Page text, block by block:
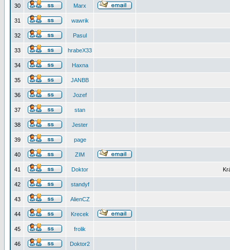
30 Marx
31 wawrik
32 Pasul
33 hrabeX33
34 Haxna
35 JANBB
36 Jozef
37 stan
38 Jester
39 page
40 ZIM
41 Doktor
42 standyf
43 AlienCZ
44 Krecek
45 frolik
46 Doktor2